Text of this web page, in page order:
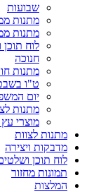
שבועות
מתנות
מתנות
לוח
חנוכה
מתנות
ט"ו
יום
מתנות
מוצרי עץ
מתנות לצוות
מדבקות ויצירה
לוח תוכן
תמונות מחזור
המלצות